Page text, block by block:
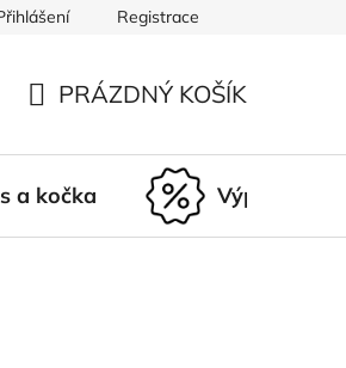
Nepřevzetí zásilky
Registrace
KOŠÍK
PRÁZDNÝ KOŠÍK
a kočka Výprodej